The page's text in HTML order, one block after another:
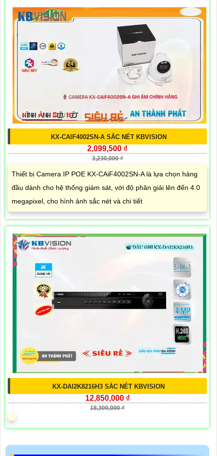
KX-CAIF4002SN-A SẮC NÉT KBVISION
2,099,500 ₫
3,230,000 ₫
Thiết bị Camera IP POE KX-CAiF4002SN-A là lựa chọn hàng
đầu dành cho hệ thống giám sát, với độ phân giải lên đến 4.0
megapixel, cho hình ảnh sắc nét và chi tiết
KX-DAI2K8216H3 SẮC NÉT KBVISION
12,850,000 ₫
18,300,000 ₫